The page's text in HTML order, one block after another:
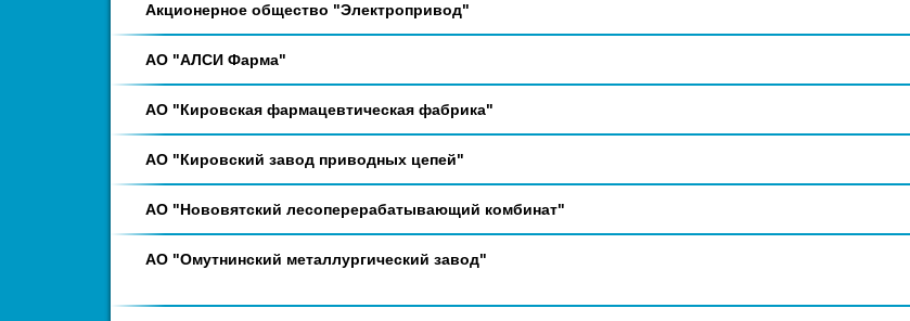
Акционерное общество "Электропривод"
АО "АЛСИ Фарма"
АО "Кировская фармацевтическая фабрика"
АО "Кировский завод приводных цепей"
АО "Нововятский лесоперерабатывающий комбинат"
АО "Омутнинский металлургический завод"